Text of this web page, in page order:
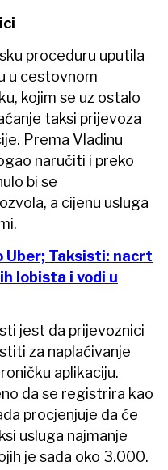
proceduru uputila
u cestovnom
kojim se uz ostalo
taksi prijevoza
Prema Vladinu
naručiti i preko
bi se
a cijenu usluga
Uber; Taksisti: nacrt
lobista i vodi u
jest da prijevoznici
za naplaćivanje
aplikaciju.
da se registrira kao
procjenjuje da će
usluga najmanje
je sada oko 3.000.